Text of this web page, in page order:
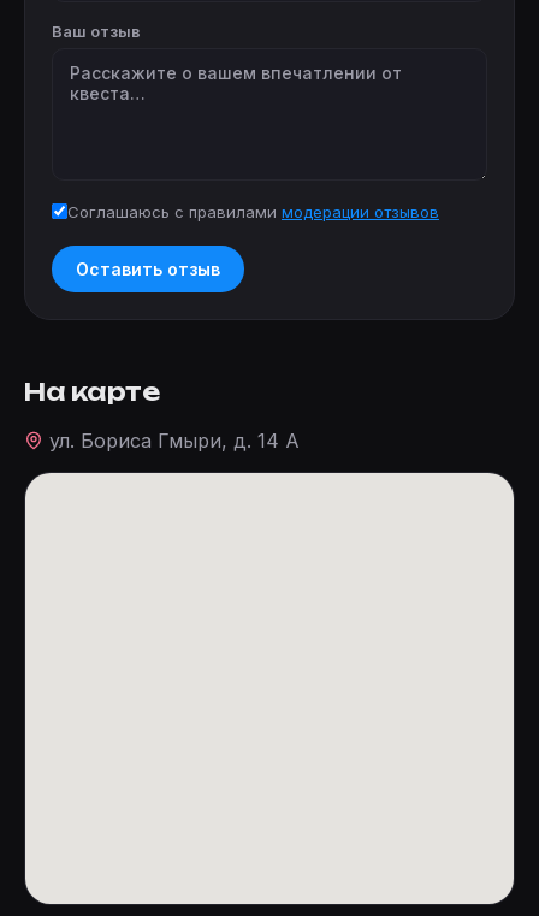
Ваш отзыв
Соглашаюсь с правилами модерации отзывов
Оставить отзыв
На карте
ул. Бориса Гмыри, д. 14 А